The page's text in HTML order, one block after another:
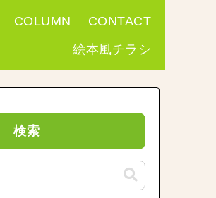
COLUMN
CONTACT
絵本風チラシ
検索